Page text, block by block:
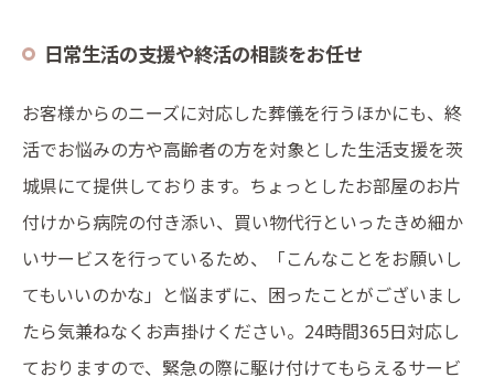
日常生活の支援や終活の相談をお任せ
お客様からのニーズに対応した葬儀を行うほかにも、終
活でお悩みの方や高齢者の方を対象とした生活支援を茨
城県にて提供しております。ちょっとしたお部屋のお片
付けから病院の付き添い、買い物代行といったきめ細か
いサービスを行っているため、「こんなことをお願いし
てもいいのかな」と悩まずに、困ったことがございまし
たら気兼ねなくお声掛けください。24時間365日対応し
ておりますので、緊急の際に駆け付けてもらえるサービ